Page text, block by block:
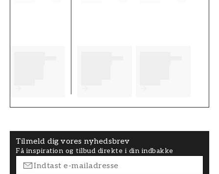
Tilmeld dig vores nyhedsbrev
Få inspiration og tilbud direkte i din indbakke